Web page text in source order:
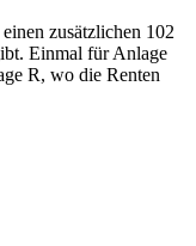
zusätzlichen 102
Einmal für Anlage
R, wo die Renten